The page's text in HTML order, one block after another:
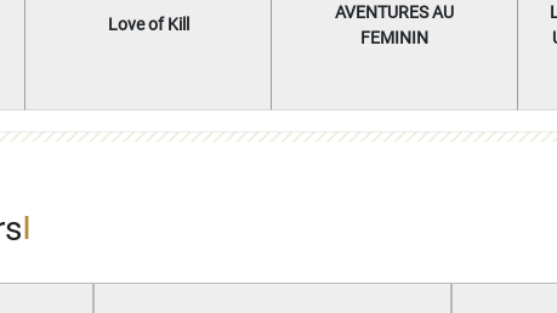
Love of Kill
AVENTURES AU
FEMININ